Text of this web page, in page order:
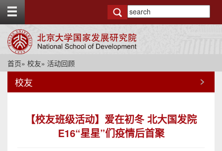
g
o
首页» 校友» 活动回顾
校友
【校友班级活动】爱在初冬 北大国发院
E16“星星”们疫情后首聚